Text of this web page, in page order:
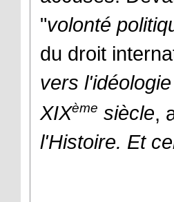
"volonté
du droit
vers
XIXème siècle,
l'Histoire. Et